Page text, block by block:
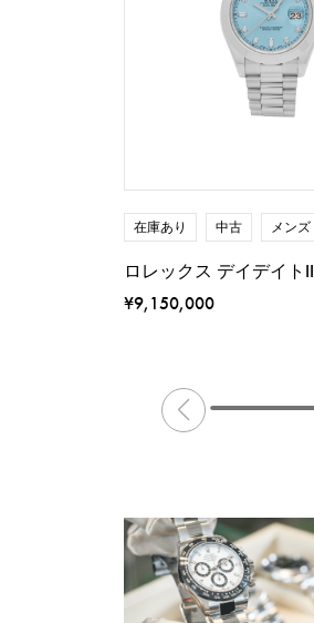
在庫あり 中古 メンズ
ロレックス デイデイトII
¥9,150,000